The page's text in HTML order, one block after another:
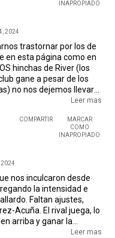
INAPROPIADO
2024
trastornar por los de
en esta página como en
hinchas de River (los
gane a pesar de los
no nos dejemos llevar
de otros clubes y de
POR COMENTARIOS
QUE QUIEREN
Leer mas
COMPARTIR
MARCAR
COMO
INAPROPIADO
2024
nos inculcaron desde
la intensidad e
Faltan ajustes,
Acuña. El rival juega, lo
arriba y ganar la
en donde se laLeer mas